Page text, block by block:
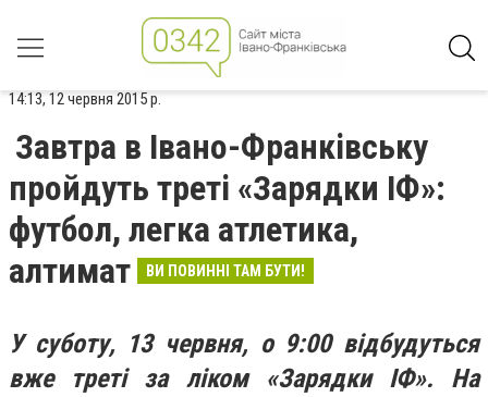
14:13, 12 червня 2015 р.
Завтра в Івано-Франківську
пройдуть треті «Зарядки ІФ»:
футбол, легка атлетика,
алтимат
ВИ ПОВИННІ ТАМ БУТИ!
У суботу, 13 червня, о 9:00 відбудуться
вже треті за ліком «Зарядки ІФ». На